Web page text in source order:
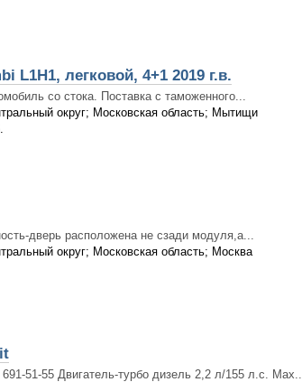
L1H1, легковой, 4+1 2019 г.в.
со стока. Поставка с таможенного...
округ; Московская область; Мытищи
дверь расположена не сзади модуля,а...
округ; Московская область; Москва
51-55 Двигатель-турбо дизель 2,2 л/155 л.с.